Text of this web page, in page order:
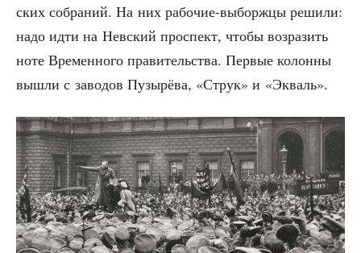
ских собра­ний. На них рабо­чие-выборж­цы реши­ли:
надо идти на Нев­ский про­спект, что­бы воз­ра­зить
ноте Вре­мен­но­го пра­ви­тель­ства. Пер­вые колон­ны
вышли с заво­дов Пузы­рё­ва, «Струк» и «Экваль».